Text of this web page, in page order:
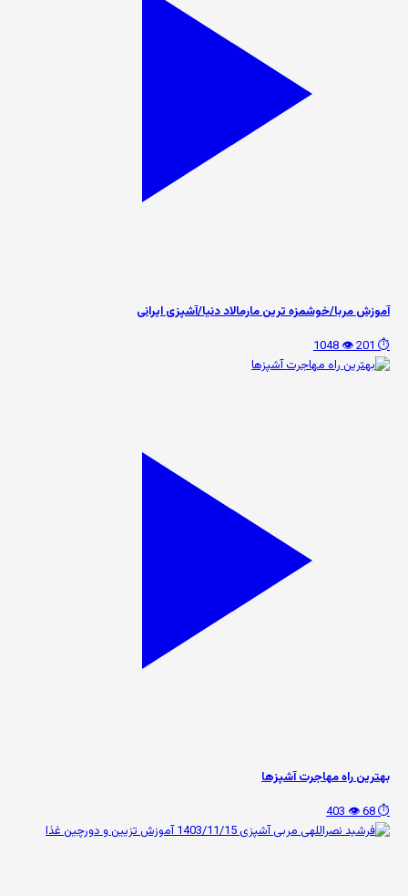
آموزش مربا/خوشمزه ترین مارمالاد دنیا/آشپزی ایرانی
⏱️ 201
👁️ 1048
بهترین راه مهاجرت آشپزها
⏱️ 68
👁️ 403